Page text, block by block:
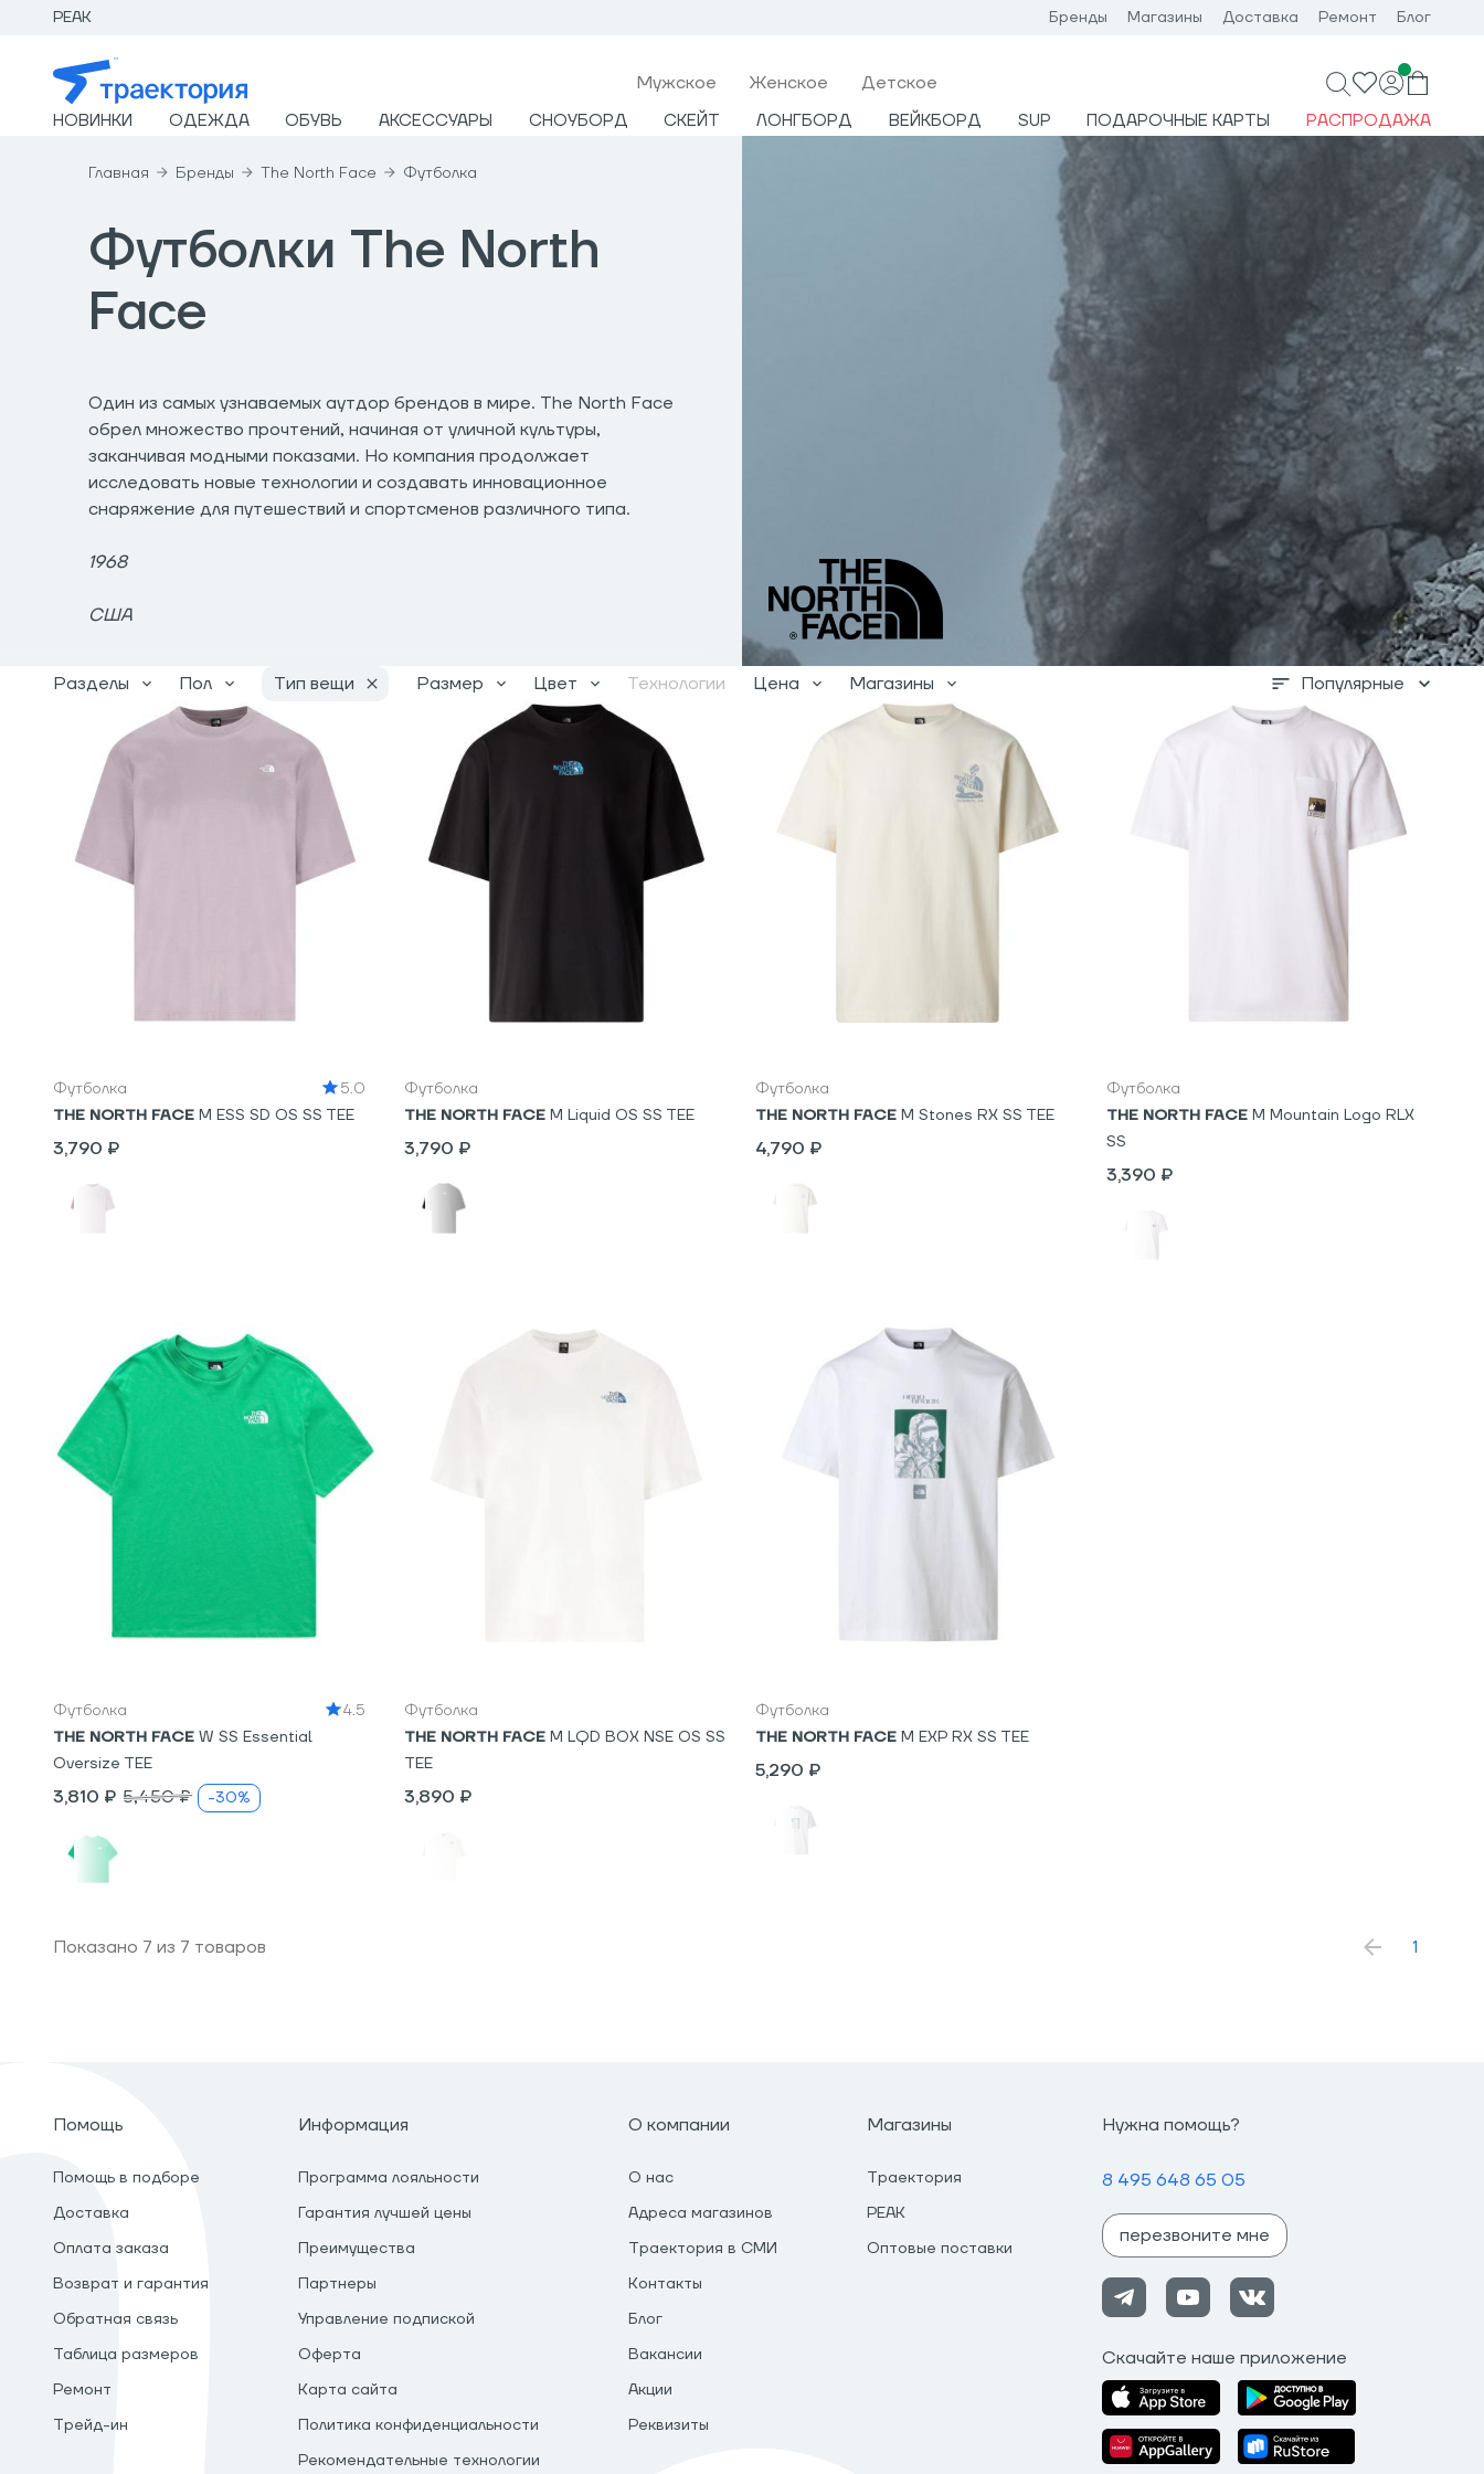
PEAK Бренды Магазины Доставка Ремонт Блог
Мужcкое Женское Детское
НОВИНКИ ОДЕЖДА ОБУВЬ АКСЕССУАРЫ СНОУБОРД СКЕЙТ ЛОНГБОРД ВЕЙКБОРД SUP ПОДАРОЧНЫЕ КАРТЫ РАСПРОДАЖА
Главная Бренды The North Face Футболка
Футболки The North
Face
Один из самых узнаваемых аутдор брендов в мире. The North Face
обрел множество прочтений, начиная от уличной культуры,
заканчивая модными показами. Но компания продолжает
исследовать новые технологии и создавать инновационное
снаряжение для путешествий и спортсменов различного типа.
1968
США
Разделы Пол Тип вещи Размер Цвет Технологии Цена Магазины Популярные
Футболка
5.0
THE NORTH FACE M ESS SD OS SS TEE
3,790 ₽
Футболка
THE NORTH FACE M Liquid OS SS TEE
3,790 ₽
Футболка
THE NORTH FACE M Stones RX SS TEE
4,790 ₽
Футболка
THE NORTH FACE M Mountain Logo RLX
SS
3,390 ₽
Футболка
4.5
THE NORTH FACE W SS Essential
Oversize TEE
3,810 ₽ 5,450 ₽ -30%
Футболка
THE NORTH FACE M LQD BOX NSE OS SS
TEE
3,890 ₽
Футболка
THE NORTH FACE M EXP RX SS TEE
5,290 ₽
Показано 7 из 7 товаров 1
Помощь
Помощь в подборе
Доставка
Оплата заказа
Возврат и гарантия
Обратная связь
Таблица размеров
Ремонт
Трейд-ин
Информация
Программа лояльности
Гарантия лучшей цены
Преимущества
Партнеры
Управление подпиской
Оферта
Карта сайта
Политика конфиденциальности
Рекомендательные технологии
О компании
О нас
Адреса магазинов
Траектория в СМИ
Контакты
Блог
Вакансии
Акции
Реквизиты
Магазины
Траектория
PEAK
Оптовые поставки
Нужна помощь?
8 495 648 65 05
перезвоните мне
Скачайте наше приложение